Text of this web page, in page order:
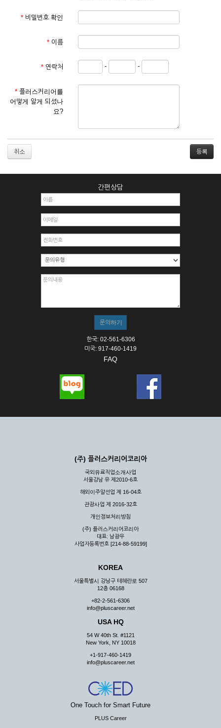
관계법령의 규정에 따릅니다.
① 서비스 이용계약은 서비스 이용 희망자가 본 약관에 동의한
를 심사, 승낙함으로써 성립하며, 회사는 신청자의 실명 확인 절
차를 밟을 수 있습니다.
② 회원가입시 입력한 ID는 변경할 수 없으며, 회원 1인당 한 개
의 ID가 발급됩니다. 부득이한 경우로 인해 변경하고자 하는 경
거절하거나 취소할 수 있으며, 실명으로 등록하지 않은 자의 일
2. 개인정보를 허위로 기재하여 신청할 경우
3. 경쟁 관게에 있는 이용자가 신청할 경우
4. 타인의 서비스 이용을 방해하거나, 정보를 도용한 경우
6. 이용자가 영업활동 또는 부정한 용도로 본 서비스를 이용할
7. 회사의 정보를 사전 승낙 없이 전재, 변조, 복사하여 이용하
8. 기타 회사가 정한 제반 사항을 위반하며 신청하는 경우
제5조 (서비스의 이용 및 중지)
② 시스템 점검, 교체 및 고장, 기술적인 이유, 국가비상사태, 정
스가 불가능할 경우 회사는 사전 공지나 예고 없이 서비스의 전
부 또는 일부를 일시적 또는 영구적으로 중지할 수 있습니다.
③ 기타 회사는 서비스를 제공할 수 없는 합당한 사유가 발생한
④ 회사는 제 2항 및 제 3항의 사유로 서비스의 제공이 일시적
여 배상하지 않습니다.
제3장 권리 및 의무
공할 수 있도록 최선의 노력을 다하여야 합니다.
게 누설, 배포하여서는 안됩니다. 다만, 관계법령에 의하여 국가
기관 등의 합법적인 요구가 있는 경우에는 해당 되지 않습니다.
③ 회사는 이용자로부터 제기되는 의견이나 불만이 정당하다고
인정할 경우에는 즉시 처리하여야 하며, 즉시 처리가 곤란한 경
우 그 처리를 위해 노력해야 합니다.
제7조 (회원의 의무)
① 회원은 ID와 비밀 번호에 관한 모든 관리의 책임이 있으며
② 회원은 이용신청서의 기재내용 중 변경된 내용이 있는 경우
서비스를 통하여 그 내용을 회사에 통지하여야 합니다.
③ 다른 회원의 ID와 비밀번호를 부당하게 사용하는 행위를
④ 회원은 회사의 서비스에서 타 사이트의 홍보행위를 하지 않
아야 하며 공공질서나 미풍약속에 위배되는 내용 혹은 저작권을
리 행위도 할 수 없습니다.
사가 통지하는 사항을 준수하여야 하며, 기타 회사의 업무에 방
해되는 행위를 하여서는 아니 됩니다.
제8조 (회원의 관리)
① 회원은 언제든 이 약관에 대한 동의를 철회할 수 있습니다.
* 비밀번호 확인
* 이름
* 연락처 - -
* 플러스커리어를
어떻게 알게 되셨나
요?
취소
간편상담
한국: 02-561-6306
미국: 917-460-1419
FAQ
(주) 플러스커리어코리아
국외유료직업소개사업
서울강남 유 제2010-6호
해외이주알선업 제 16-04호
관광사업 제 2016-32호
개인정보처리방침
(주) 플러스커리어코리아
대표: 남광우
사업자등록번호 [214-88-59199]
KOREA
서울특별시 강남구 테헤란로 507
12층 06168
+82-2-561-6306
info@pluscareer.net
USA HQ
54 W 40th St. #1121
New York, NY 10018
+1-917-460-1419
info@pluscareer.net
One Touch for Smart Future
PLUS Career